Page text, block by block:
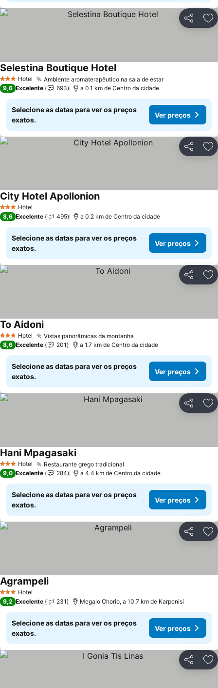
Partilhar
3 EstrelasHotel Ambiente aromaterapêutico na sala de estar
Selestina Boutique Hotel
9,6 Excelente 693 a 0.1 km de Centro da cidade
Selecione as datas para ver os preços
exatos.
Ver preços
Partilhar
3 EstrelasHotel
City Hotel Apollonion
8,6 Excelente 495 a 0.2 km de Centro da cidade
Selecione as datas para ver os preços
exatos.
Ver preços
Partilhar
3 EstrelasHotel Vistas panorâmicas da montanha
To Aidoni
8,6 Excelente 201 a 1.7 km de Centro da cidade
Selecione as datas para ver os preços
exatos.
Ver preços
Partilhar
3 EstrelasHotel Restaurante grego tradicional
Hani Mpagasaki
9,0 Excelente 284 a 4.4 km de Centro da cidade
Selecione as datas para ver os preços
exatos.
Ver preços
Partilhar
3 EstrelasHotel
Agrampeli
9,2 Excelente 231 Megalo Chorio, a 10.7 km de Karpenisi
Selecione as datas para ver os preços
exatos.
Ver preços
Partilhar